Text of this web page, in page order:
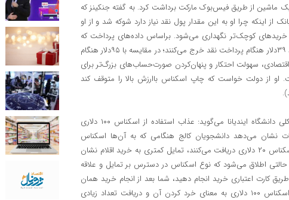
۱۰۰ دلاری برای خرید یک ماشین از طریق فیس‌بوک مارکت برداشت کرد. به گفته جنکینز که
از اینکه چرا او به این مقدار پول نقد نیاز دارد شوکه شد و از او
کوچک‌تر نگهداری می‌شود. براساس داده‌های پرداخت که
فدرال‌رزرو منتشر کرده است، مشتریان به‌طور متوسط ۳۹دلار هنگام پرداخت نقد خرج می‌کنند؛ در مقایسه با ۹۵دلار هنگام
سهولت احتکار و پنهان‌کردن صورت‌حساب‌های بزرگ‌تر برای
او از دولت خواست که چاپ اسکناس باارزش بالا را متوقف کند
هلن کولبی، استادیار بازاریابی در دانشکده بازرگانی کلی دانشگاه ایندیانا می‌گوید: عذاب استفاده از اسکناس ۱۰۰ دلاری
نشان می‌دهد دانشجویان کالج هنگامی که به آن‌ها اسکناس
۱۰۰دلاری داده می‌شود در مقایسه با وقتی که پنج اسکناس ۲۰ دلاری دریافت می‌کنند، تمایل کمتری به خرید اقلام نشان
اطلاق می‌شود که نوع اسکناس در دسترس بر تمایل و علاقه
کارت اعتباری خرید انجام دهید، شما بعد از انجام خرید همان
کارت را دوباره دریافت می‌کنید؛ اما خرج‌کردن یک اسکناس ۱۰۰ دلاری به معنای خرد کردن آن و دریافت تعداد زیادی